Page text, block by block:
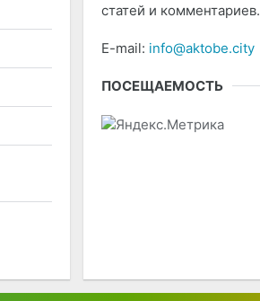
статей и комментариев.
E-mail: info@aktobe.city
ПОСЕЩАЕМОСТЬ